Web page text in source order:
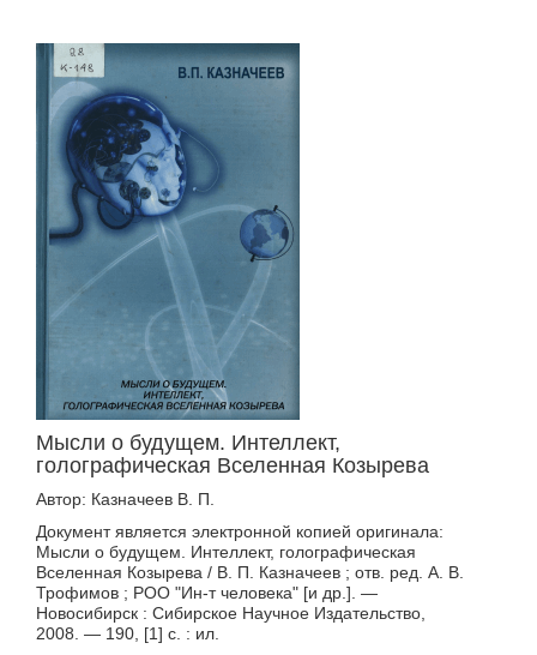
Мысли о будущем. Интеллект,
голографическая Вселенная Козырева
Автор: Казначеев В. П.
Документ является электронной копией оригинала:
Мысли о будущем. Интеллект, голографическая
Вселенная Козырева / В. П. Казначеев ; отв. ред. А. В.
Трофимов ; РОО "Ин-т человека" [и др.]. —
Новосибирск : Сибирское Научное Издательство,
2008. — 190, [1] с. : ил.